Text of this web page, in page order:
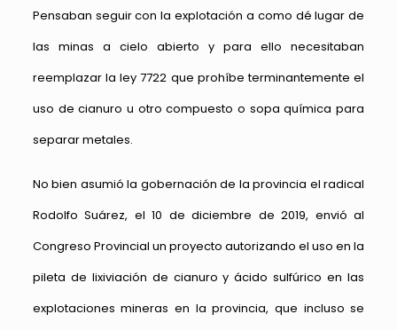
Pensaban seguir con la explotación a como dé lugar de
las minas a cielo abierto y para ello necesitaban
reemplazar la ley 7722 que prohíbe terminantemente el
uso de cianuro u otro compuesto o sopa química para
separar metales.
No bien asumió la gobernación de la provincia el radical
Rodolfo Suárez, el 10 de diciembre de 2019, envió al
Congreso Provincial un proyecto autorizando el uso en la
pileta de lixiviación de cianuro y ácido sulfúrico en las
explotaciones mineras en la provincia, que incluso se